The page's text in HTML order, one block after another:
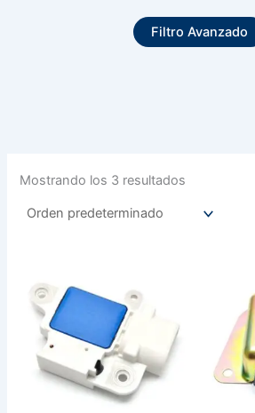
Filtro Avanzado
Mostrando los 3 resultados